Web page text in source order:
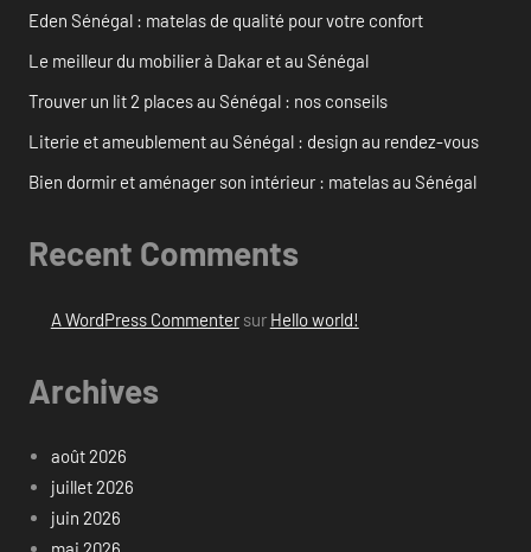
Eden Sénégal : matelas de qualité pour votre confort
Le meilleur du mobilier à Dakar et au Sénégal
Trouver un lit 2 places au Sénégal : nos conseils
Literie et ameublement au Sénégal : design au rendez-vous
Bien dormir et aménager son intérieur : matelas au Sénégal
Recent Comments
A WordPress Commentersur Hello world!
Archives
août 2026
juillet 2026
juin 2026